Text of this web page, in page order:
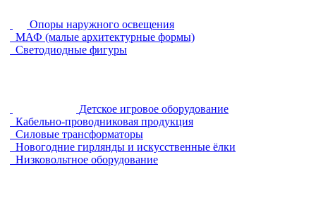
Опоры наружного освещения
МАФ (малые архитектурные формы)
Светодиодные фигуры
Детское игровое оборудование
Кабельно-проводниковая продукция
Силовые трансформаторы
Новогодние гирлянды и искусственные ёлки
Низковольтное оборудование